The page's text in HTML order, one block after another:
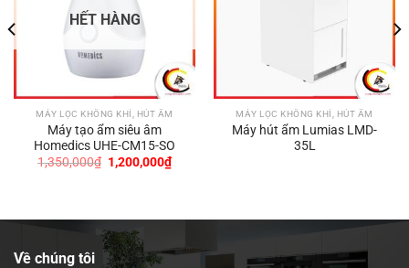
HẾT HÀNG
MÁY LỌC KHÔNG KHÍ, HÚT ẨM
Máy tạo ẩm siêu âm
Homedics UHE-CM15-SO
1,350,000₫ Giá
gốc
1,200,000₫Giá
hiện
MÁY LỌC KHÔNG KHÍ, HÚT ẨM
Máy hút ẩm Lumias LMD-
35L
Về chúng tôi